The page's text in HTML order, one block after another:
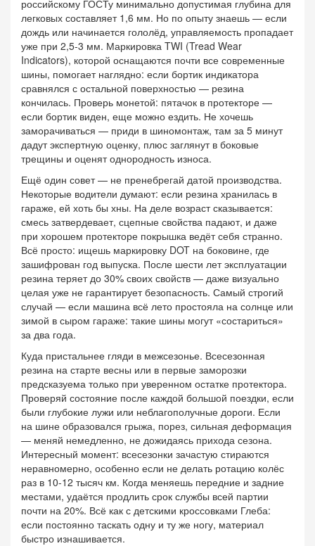
российскому ГОСТу минимально допустимая глубина для
легковых составляет 1,6 мм. Но по опыту знаешь — если
дождь или начинается гололёд, управляемость пропадает
уже при 2,5-3 мм. Маркировка TWI (Tread Wear
Indicators), которой оснащаются почти все современные
шины, помогает наглядно: если бортик индикатора
сравнялся с остальной поверхностью — резина
кончилась. Проверь монетой: пятачок в протекторе —
если бортик виден, еще можно ездить. Не хочешь
заморачиваться — приди в шиномонтаж, там за 5 минут
дадут экспертную оценку, плюс заглянут в боковые
трещины и оценят однородность износа.
Ещё один совет — не пренебрегай датой производства.
Некоторые водители думают: если резина хранилась в
гараже, ей хоть бы хны. На деле возраст сказывается:
смесь затвердевает, сцепные свойства падают, и даже
при хорошем протекторе покрышка ведёт себя странно.
Всё просто: ищешь маркировку DOT на боковине, где
зашифрован год выпуска. После шести лет эксплуатации
резина теряет до 30% своих свойств — даже визуально
целая уже не гарантирует безопасность. Самый строгий
случай — если машина всё лето простояла на солнце или
зимой в сыром гараже: такие шины могут «состариться»
за два года.
Куда пристальнее гляди в межсезонье. Всесезонная
резина на старте весны или в первые заморозки
предсказуема только при уверенном остатке протектора.
Проверяй состояние после каждой большой поездки, если
были глубокие лужи или неблагополучные дороги. Если
на шине образовался грыжа, порез, сильная деформация
— меняй немедленно, не дожидаясь прихода сезона.
Интересный момент: всесезонки зачастую стираются
неравномерно, особенно если не делать ротацию колёс
раз в 10-12 тысяч км. Когда меняешь передние и задние
местами, удаётся продлить срок службы всей партии
почти на 20%. Всё как с детскими кроссовками Глеба:
если постоянно таскать одну и ту же ногу, материал
быстро изнашивается.